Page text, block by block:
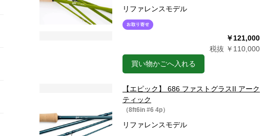
リファレンスモデル
￥121,000
税抜 ￥110,000
買い物かごへ入れる
【エピック】 686 ファストグラスII アーク
ティック
（8ft6in #6 4p）
リファレンスモデル